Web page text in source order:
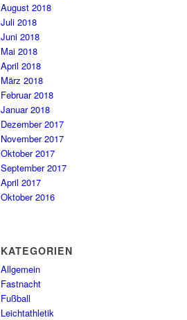
August 2018
Juli 2018
Juni 2018
Mai 2018
April 2018
März 2018
Februar 2018
Januar 2018
Dezember 2017
November 2017
Oktober 2017
September 2017
April 2017
Oktober 2016
KATEGORIEN
Allgemein
Fastnacht
Fußball
Leichtathletik